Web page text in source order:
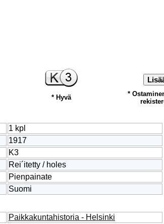
* Hyvä
*
1 kpl
1917
K3
Rei´itetty / holes
Pienpainate
Suomi
Paikkakuntahistoria - Helsinki